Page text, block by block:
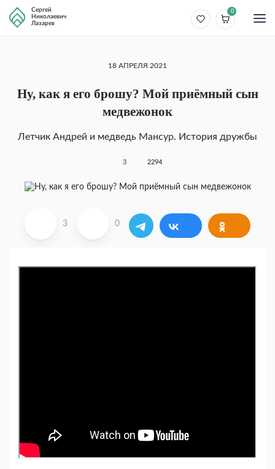
Сергей
Николаевич
Лазарев
0
18 АПРЕЛЯ 2021
Ну, как я его брошу? Мой приёмный сын
медвежонок
Летчик Андрей и медведь Мансур. История дружбы
3 2294
3 0